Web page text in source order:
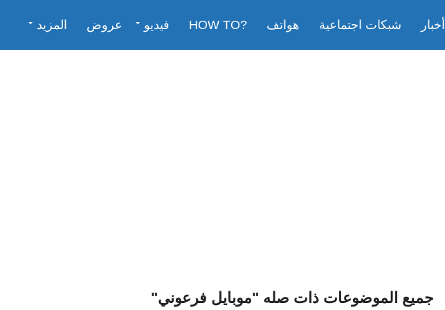
أخبار شبكات اجتماعية هواتف ?HOW TO فيديو عروض المزيد
جميع الموضوعات ذات صله "موبايل فرعوني"